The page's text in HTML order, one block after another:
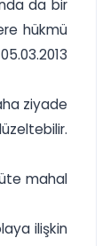
da bir
hükmü
ziyade
mahal
ilişkin